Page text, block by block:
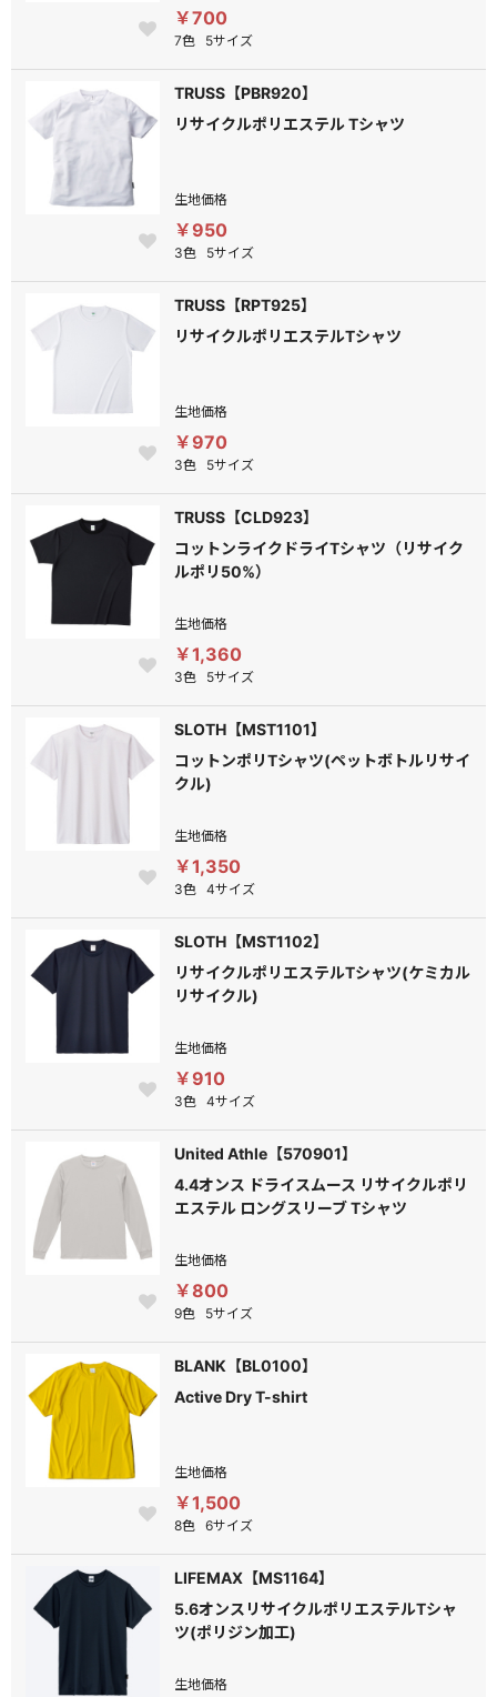
￥700
7色 5サイズ
TRUSS【PBR920】
リサイクルポリエステル Tシャツ
生地価格
￥950
3色 5サイズ
TRUSS【RPT925】
リサイクルポリエステルTシャツ
生地価格
￥970
3色 5サイズ
TRUSS【CLD923】
コットンライクドライTシャツ（リサイク
ルポリ50%）
生地価格
￥1,360
3色 5サイズ
SLOTH【MST1101】
コットンポリTシャツ(ペットボトルリサイ
クル)
生地価格
￥1,350
3色 4サイズ
SLOTH【MST1102】
リサイクルポリエステルTシャツ(ケミカル
リサイクル)
生地価格
￥910
3色 4サイズ
United Athle【570901】
4.4オンス ドライスムース リサイクルポリ
エステル ロングスリーブ Tシャツ
生地価格
￥800
9色 5サイズ
BLANK【BL0100】
Active Dry T-shirt
生地価格
￥1,500
8色 6サイズ
LIFEMAX【MS1164】
5.6オンスリサイクルポリエステルTシャ
ツ(ポリジン加工)
生地価格